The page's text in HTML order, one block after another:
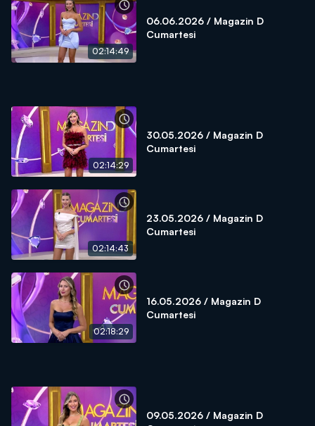
02:14:49
06.06.2026 / Magazin D
Cumartesi
02:14:29
30.05.2026 / Magazin D
Cumartesi
02:14:43
23.05.2026 / Magazin D
Cumartesi
02:18:29
16.05.2026 / Magazin D
Cumartesi
09.05.2026 / Magazin D